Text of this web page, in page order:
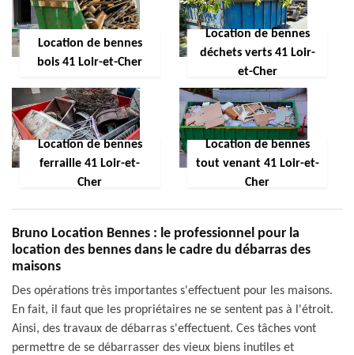
Location de bennes
bois 41 Loir-et-Cher
Location de bennes
déchets verts 41 Loir-
et-Cher
Location de bennes
ferraille 41 Loir-et-
Cher
Location de bennes
tout venant 41 Loir-et-
Cher
Bruno Location Bennes : le professionnel pour la
location des bennes dans le cadre du débarras des
maisons
Des opérations très importantes s'effectuent pour les maisons.
En fait, il faut que les propriétaires ne se sentent pas à l'étroit.
Ainsi, des travaux de débarras s'effectuent. Ces tâches vont
permettre de se débarrasser des vieux biens inutiles et